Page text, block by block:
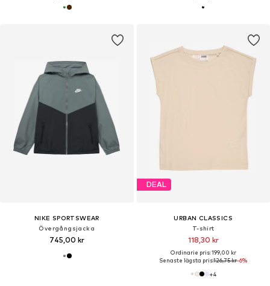
NIKE SPORTSWEAR
Övergångsjacka
745,00 kr
DEAL
URBAN CLASSICS
T-shirt
118,30 kr
Ordinarie pris: 199,00 kr
Senaste lägsta pris:126,75 kr-6%
+4